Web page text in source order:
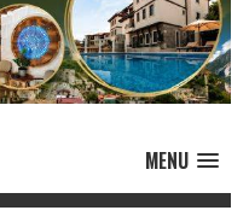
MENU